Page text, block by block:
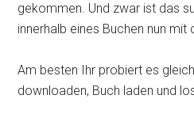
gekommen. Und zwar ist das
innerhalb eines Buchen nun
Am besten Ihr probiert es
downloaden, Buch laden und